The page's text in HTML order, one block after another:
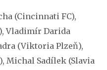
(Cincinnati FC),
Vladimír Darida
(Viktoria Plzeň),
Michal Sadílek (Slavia